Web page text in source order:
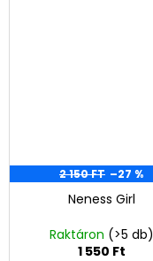
2 150 FT –27 %
Neness Girl
Raktáron (>5 db)
1 550 Ft